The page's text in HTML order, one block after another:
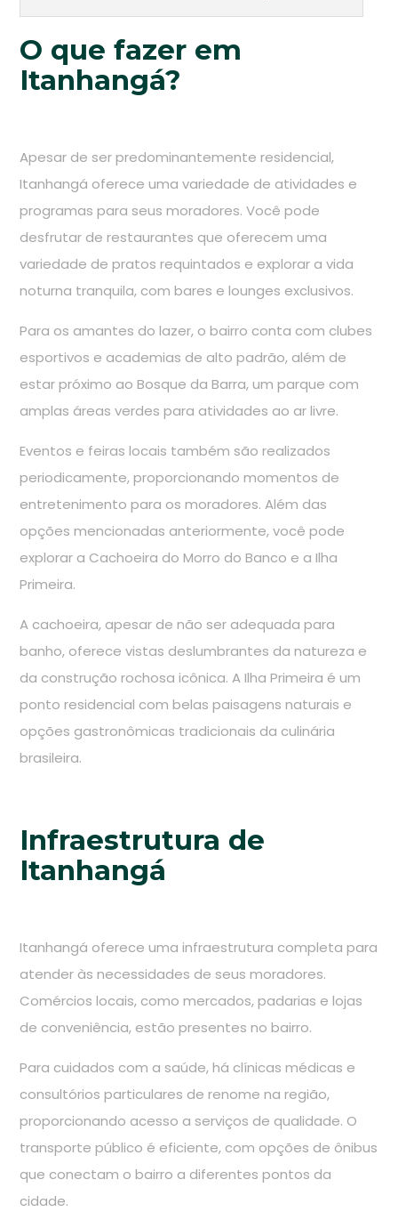
O que fazer em
Itanhangá?
Apesar de ser predominantemente residencial,
Itanhangá oferece uma variedade de atividades e
programas para seus moradores. Você pode
desfrutar de restaurantes que oferecem uma
variedade de pratos requintados e explorar a vida
noturna tranquila, com bares e lounges exclusivos.
Para os amantes do lazer, o bairro conta com clubes
esportivos e academias de alto padrão, além de
estar próximo ao Bosque da Barra, um parque com
amplas áreas verdes para atividades ao ar livre.
Eventos e feiras locais também são realizados
periodicamente, proporcionando momentos de
entretenimento para os moradores. Além das
opções mencionadas anteriormente, você pode
explorar a Cachoeira do Morro do Banco e a Ilha
Primeira.
A cachoeira, apesar de não ser adequada para
banho, oferece vistas deslumbrantes da natureza e
da construção rochosa icônica. A Ilha Primeira é um
ponto residencial com belas paisagens naturais e
opções gastronômicas tradicionais da culinária
brasileira.
Infraestrutura de
Itanhangá
Itanhangá oferece uma infraestrutura completa para
atender às necessidades de seus moradores.
Comércios locais, como mercados, padarias e lojas
de conveniência, estão presentes no bairro.
Para cuidados com a saúde, há clínicas médicas e
consultórios particulares de renome na região,
proporcionando acesso a serviços de qualidade. O
transporte público é eficiente, com opções de ônibus
que conectam o bairro a diferentes pontos da
cidade.